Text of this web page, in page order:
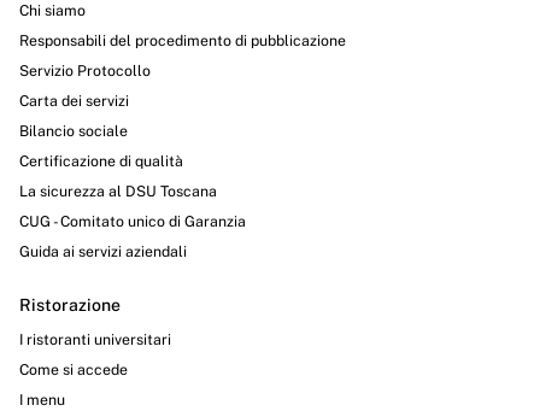
Chi siamo
Responsabili del procedimento di pubblicazione
Servizio Protocollo
Carta dei servizi
Bilancio sociale
Certificazione di qualità
La sicurezza al DSU Toscana
CUG - Comitato unico di Garanzia
Guida ai servizi aziendali
Ristorazione
I ristoranti universitari
Come si accede
I menu